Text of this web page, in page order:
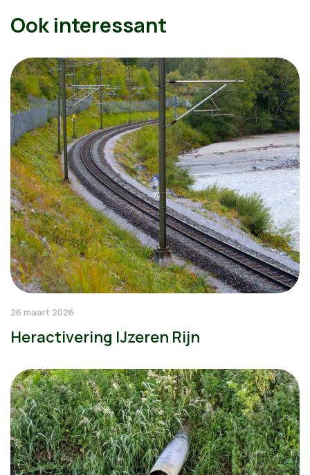
Ook interessant
26 maart 2026
Heractivering IJzeren Rijn